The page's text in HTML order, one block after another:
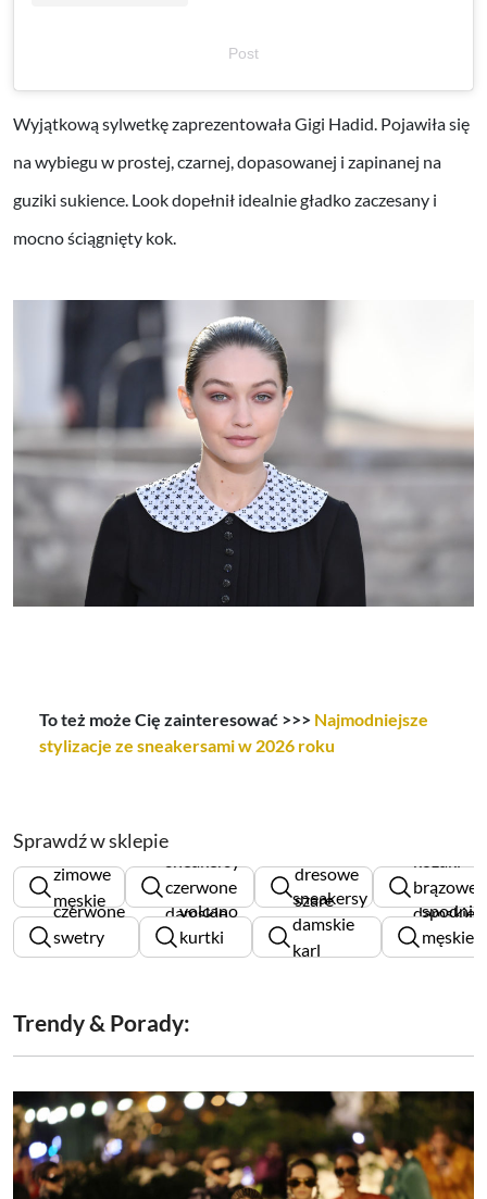
Post
Wyjątkową sylwetkę zaprezentowała Gigi Hadid. Pojawiła się
na wybiegu w prostej, czarnej, dopasowanej i zapinanej na
guziki sukience. Look dopełnił idealnie gładko zaczesany i
mocno ściągnięty kok.
To też może Cię zainteresować >>> Najmodniejsze
stylizacje ze sneakersami w 2026 roku
Sprawdź w sklepie
kurtki
zimowe
męskie
czerwone
damskie
dresowe
szare
męskie
brązowe
damskie
czerwone
swetry
damskie
volcano
kurtki
męskie
sneakersy
damskie
karl
spodnie
męskie
lee
Trendy & Porady: